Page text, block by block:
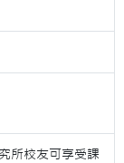
所校友可享受課